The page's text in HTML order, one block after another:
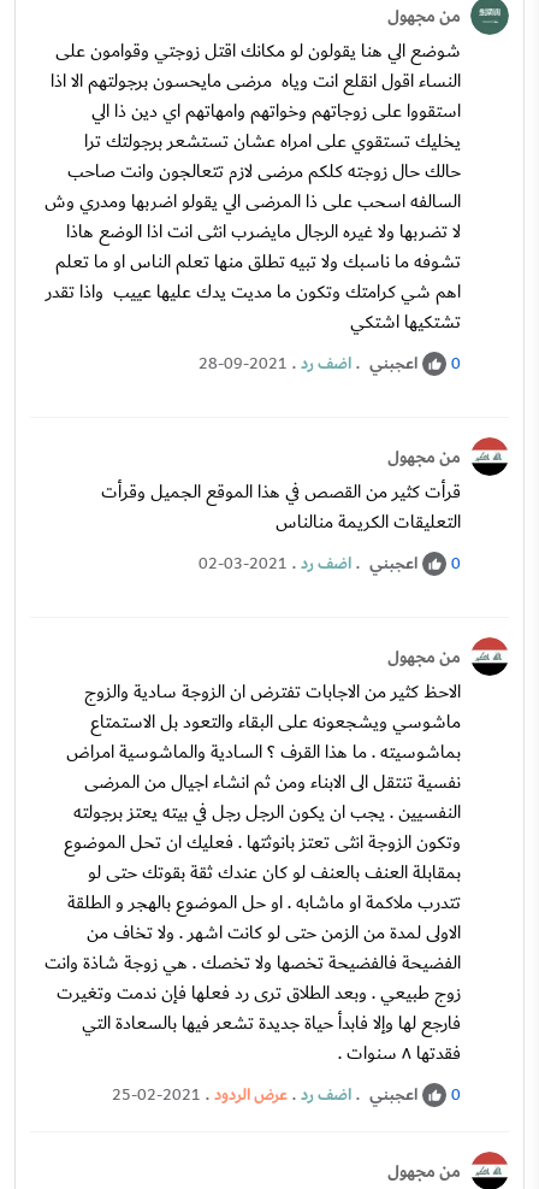
من مجهول
شوضع الي هنا يقولون لو مكانك اقتل زوجتي وقوامون على
النساء اقول انقلع انت وياه مرضى مايحسون برجولتهم الا اذا
استقووا على زوجاتهم وخواتهم وامهاتهم اي دين ذا الي
يخليك تستقوي على امراه عشان تستشعر برجولتك ترا
حالك حال زوجته كلكم مرضى لازم تتعالجون وانت صاحب
السالفه اسحب على ذا المرضى الي يقولو اضربها ومدري وش
لا تضربها ولا غيره الرجال مايضرب انثى انت اذا الوضع هاذا
تشوفه ما ناسبك ولا تبيه تطلق منها تعلم الناس او ما تعلم
اهم شي كرامتك وتكون ما مديت يدك عليها عييب واذا تقدر
تشتكيها اشتكي
0 اعجبني .اضف رد.
28-09-2021
من مجهول
قرأت كثير من القصص في هذا الموقع الجميل وقرأت
التعليقات الكريمة منالناس
0 اعجبني .اضف رد.
02-03-2021
من مجهول
الاحظ كثير من الاجابات تفترض ان الزوجة سادية والزوج
ماشوسي ويشجعونه على البقاء والتعود بل الاستمتاع
بماشوسيته . ما هذا القرف ؟ السادية والماشوسية امراض
نفسية تنتقل الى الابناء ومن ثم انشاء اجيال من المرضى
النفسيين . يجب ان يكون الرجل رجل في بيته يعتز برجولته
وتكون الزوجة انثى تعتز بانوثتها . فعليك ان تحل الموضوع
بمقابلة العنف بالعنف لو كان عندك ثقة بقوتك حتى لو
تتدرب ملاكمة او ماشابه . او حل الموضوع بالهجر و الطلقة
الاولى لمدة من الزمن حتى لو كانت اشهر . ولا تخاف من
الفضيحة فالفضيحة تخصها ولا تخصك . هي زوجة شاذة وانت
زوج طبيعي . وبعد الطلاق ترى رد فعلها فإن ندمت وتغيرت
فارجع لها وإلا فابدأ حياة جديدة تشعر فيها بالسعادة التي
فقدتها ٨ سنوات .
0 اعجبني .اضف رد.عرض الردود.
25-02-2021
من مجهول